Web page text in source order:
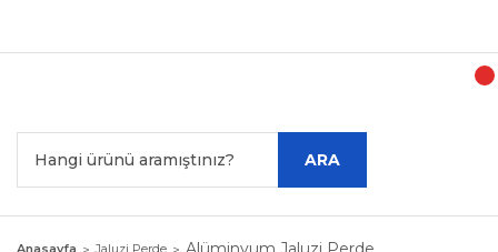
ARA
Anasayfa Jaluzi Perde